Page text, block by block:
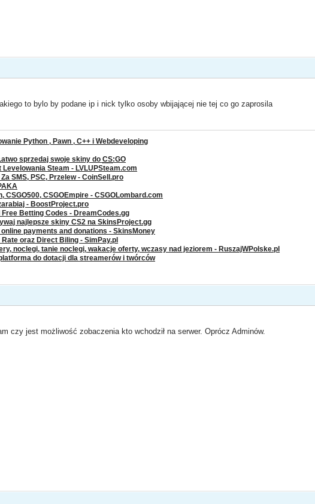
to bylo by podane ip i nick tylko osoby wbijającej nie tej co go zaprosila
Python , Pawn , C++ i Webdeveloping
sprzedaj swoje skiny doCS:GO
Steam - LVLUPSteam.com
SMS, PSC, Przelew - CoinSell.pro
CSGO500, CSGOEmpire - CSGOLombard.com
- BoostProject.pro
Betting Codes - DreamCodes.gg
najlepsze skiny CS2 na SkinsProject.gg
payments and donations - SkinsMoney
Rate oraz Direct Biling - SimPay.pl
noclegi, tanie noclegi, wakacje oferty, wczasy nad jeziorem - RuszajWPolske.pl
do dotacji dla streamerów i twórców
czy jest możliwość zobaczenia kto wchodził na serwer. Oprócz Adminów.